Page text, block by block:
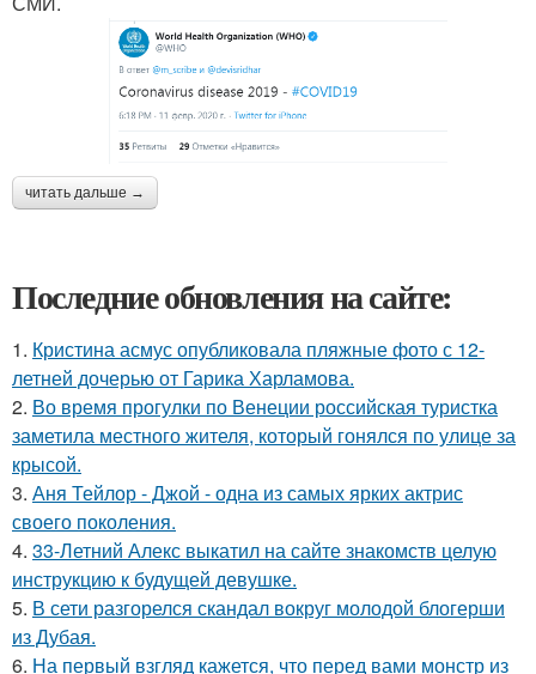
читать дальше →
Последние обновления на сайте:
1. Кристина асмус опубликовала пляжные фото с 12-
летней дочерью от Гарика Харламова.
2. Во время прогулки по Венеции российская туристка
заметила местного жителя, который гонялся по улице за
крысой.
3. Аня Тейлор - Джой - одна из самых ярких актрис
своего поколения.
4. 33-Летний Алекс выкатил на сайте знакомств целую
инструкцию к будущей девушке.
5. В сети разгорелся скандал вокруг молодой блогерши
из Дубая.
6. На первый взгляд кажется, что перед вами монстр из